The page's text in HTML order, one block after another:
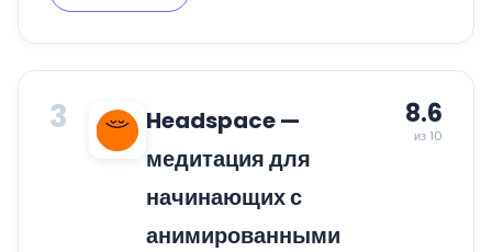
3
Headspace —
медитация для
начинающих с
анимированными
8.6
из 10